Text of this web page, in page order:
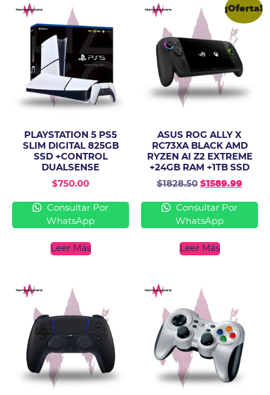
PLAYSTATION 5 PS5
SLIM DIGITAL 825GB
SSD +CONTROL
DUALSENSE
$750.00
Consultar Por
WhatsApp
Leer Más
¡Oferta!
ASUS ROG ALLY X
RC73XA BLACK AMD
RYZEN AI Z2 EXTREME
+24GB RAM +1TB SSD
$1828.50 $1589.99
Consultar Por
WhatsApp
Leer Más